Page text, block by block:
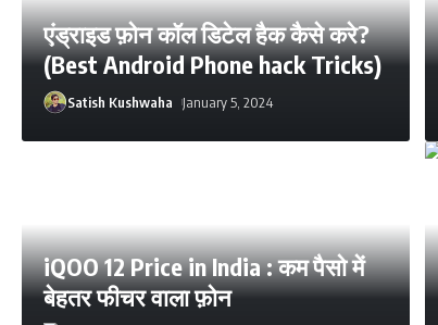
एंड्राइड फ़ोन कॉल डिटेल हैक कैसे करे?
(Best Android Phone hack Tricks)
Satish Kushwaha January 5, 2024
iQOO 12 Price in India : कम पैसो में
बेहतर फीचर वाला फ़ोन